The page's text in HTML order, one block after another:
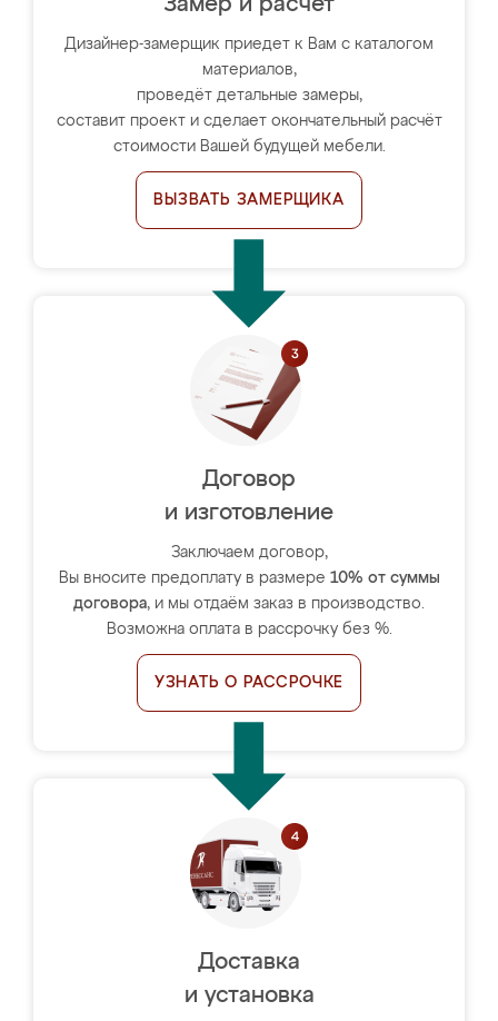
Замер и расчет
Дизайнер-замерщик приедет к Вам с каталогом
материалов,
проведёт детальные замеры,
составит проект и сделает окончательный расчёт
стоимости Вашей будущей мебели.
ВЫЗВАТЬ ЗАМЕРЩИКА
Договор
и изготовление
Заключаем договор,
Вы вносите предоплату в размере 10% от суммы
договора, и мы отдаём заказ в производство.
Возможна оплата в рассрочку без %.
УЗНАТЬ О РАССРОЧКЕ
Доставка
и установка